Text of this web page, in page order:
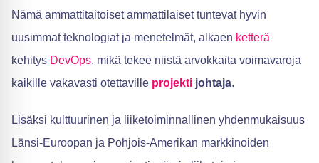
Nämä ammattitaitoiset ammattilaiset tuntevat hyvin
uusimmat teknologiat ja menetelmät, alkaen ketterä
kehitys DevOps, mikä tekee niistä arvokkaita voimavaroja
kaikille vakavasti otettaville projekti johtaja.
Lisäksi kulttuurinen ja liiketoiminnallinen yhdenmukaisuus
Länsi-Euroopan ja Pohjois-Amerikan markkinoiden